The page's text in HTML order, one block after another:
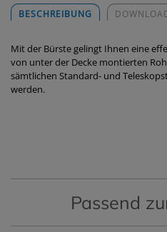
BESCHREIBUNG
Mit der Bürste gelingt Ihnen eine
von unter der Decke montierten
sämtlichen Standard- und
werden.
Passend